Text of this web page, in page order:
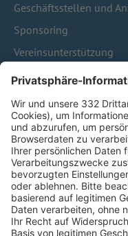
Geschäftsstellen und
Sponsoring
Vereinsunterstützung
Infothek
Kontakt
HÄUFIG
Pässe und
Trainerausbildung
Schulungsangebot
BFV-Geschäftsstellen